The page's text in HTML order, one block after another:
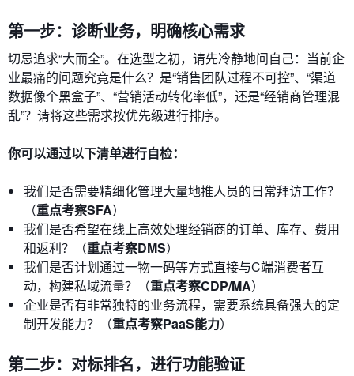
第一步：诊断业务，明确核心需求
切忌追求“大而全”。在选型之初，请先冷静地问自己：当前企
业最痛的问题究竟是什么？是“销售团队过程不可控”、“渠道
数据像个黑盒子”、“营销活动转化率低”，还是“经销商管理混
乱”？请将这些需求按优先级进行排序。
你可以通过以下清单进行自检：
我们是否需要精细化管理大量地推人员的日常拜访工作？
（重点考察SFA）
我们是否希望在线上高效处理经销商的订单、库存、费用
和返利？（重点考察DMS）
我们是否计划通过一物一码等方式直接与C端消费者互
动，构建私域流量？（重点考察CDP/MA）
企业是否有非常独特的业务流程，需要系统具备强大的定
制开发能力？（重点考察PaaS能力）
第二步：对标排名，进行功能验证